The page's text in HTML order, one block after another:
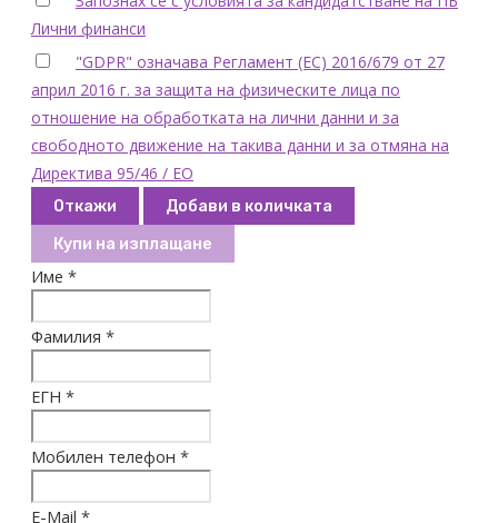
Лични финанси
"GDPR" означава Регламент (ЕС) 2016/679 от 27
април 2016 г. за защита на физическите лица по
отношение на обработката на лични данни и за
свободното движение на такива данни и за отмяна на
Директива 95/46 / ЕО
Откажи
Добави в количката
Купи на изплащане
Име *
Фамилия *
ЕГН *
Мобилен телефон *
E-Mail *